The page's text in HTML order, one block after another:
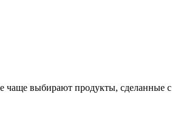
чаще выбирают продукты, сделанные с